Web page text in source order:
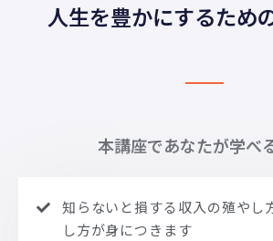
人生を豊かにするため
本講座であなたが学べ
知らないと損する収入の殖やし
し方が身につきます